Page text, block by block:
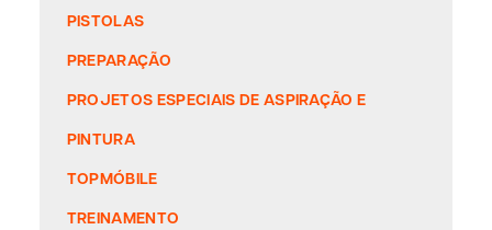
PISTOLAS
PREPARAÇÃO
PROJETOS ESPECIAIS DE ASPIRAÇÃO E
PINTURA
TOPMÓBILE
TREINAMENTO